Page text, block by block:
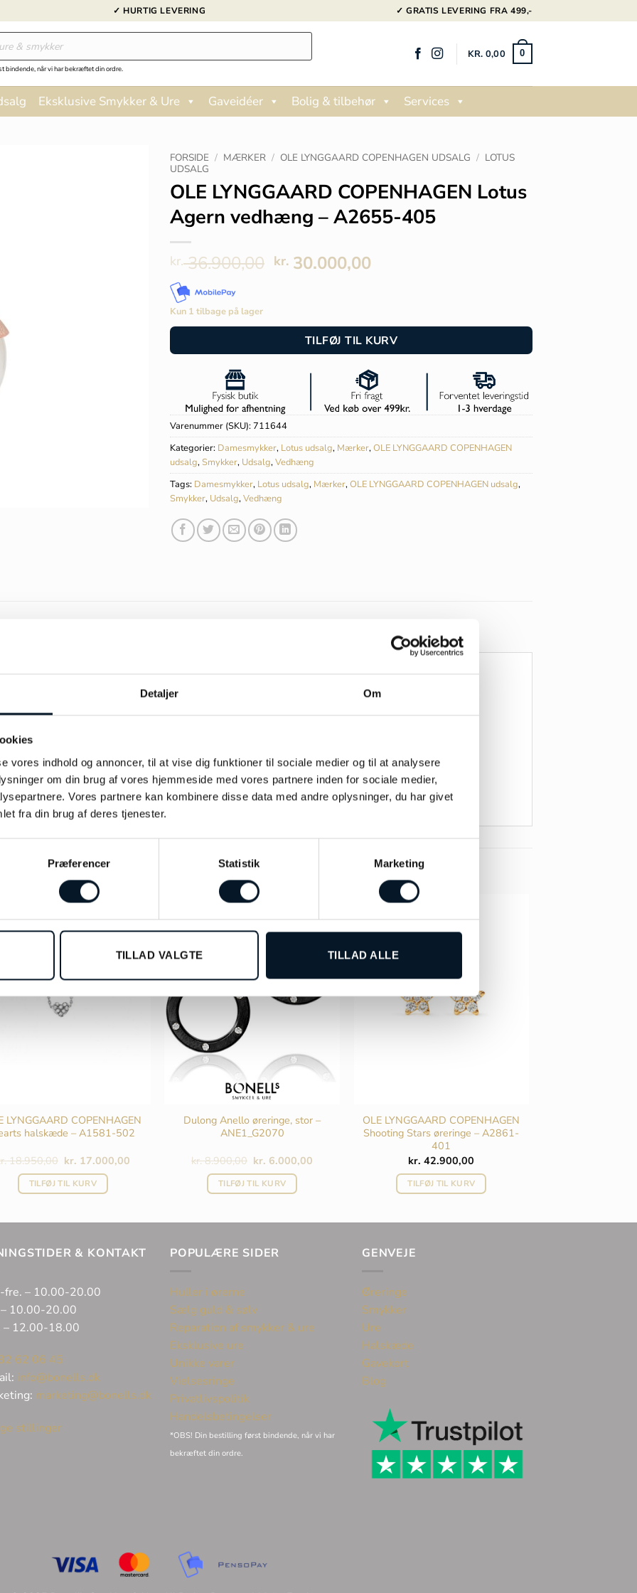
Detaljer Om
vores indhold og annoncer, til at vise dig funktioner til sociale medier og til at analysere
om din brug af vores hjemmeside med vores partnere inden for sociale medier,
Vores partnere kan kombinere disse data med andre oplysninger, du har givet
fra din brug af deres tjenester.
Præferencer Statistik Marketing
TILLAD VALGTE TILLAD ALLE
✓ HURTIG LEVERING ✓ GRATIS LEVERING FRA 499,-
bindende, når vi har bekræftet din ordre.
KR. 0,00 0
Eksklusive Smykker & Ure Gaveidéer Bolig & tilbehør Services
FORSIDE / MÆRKER / OLE LYNGGAARD COPENHAGEN UDSALG / LOTUS
UDSALG
OLE LYNGGAARD COPENHAGEN Lotus
Agern vedhæng – A2655-405
kr.36.900,00 Den
kr. 36.900,00.
kr. 30.000,00Den
kr. 30.000,00.
Kun 1 tilbage på lager
TILFØJ TIL KURV
Varenummer (SKU):711644
Kategorier: Damesmykker, Lotus udsalg, Mærker,OLE LYNGGAARD COPENHAGEN
udsalg, Smykker, Udsalg,Vedhæng
Tags: Damesmykker, Lotus udsalg, Mærker,OLE LYNGGAARD COPENHAGEN udsalg,
Smykker, Udsalg,Vedhæng
månesten
LYNGGAARD COPENHAGEN
halskæde – A1581-502
18.950,00 Den
pris
var:
kr. 17.000,00
TILFØJ TIL KURV
-33%
Dulong Anello øreringe, stor –
ANE1_G2070
kr.8.900,00 Den
oprindelige
pris
var:
kr. 6.000,00
TILFØJ TIL KURV
OLE LYNGGAARD COPENHAGEN
Shooting Stars øreringe – A2861-
401
kr. 42.900,00
TILFØJ TIL KURV
& KONTAKT
fre. – 10.00-20.00
10.00-20.00
– 12.00-18.00
62 06 45
info@bonells.dk
marketing@bonells.dk
stillinger
POPULÆRE SIDER
Huller i ørerne
Sælg guld & sølv
Reparation af smykker & ure
Eksklusive ure
Unikke varer
Vielsesringe
Privatlivspolitik
Handelsbetingelser
*OBS! Din bestilling først bindende, når vi har
bekræftet din ordre.
GENVEJE
Øreringe
Smykker
Ure
Halskæde
Gavekort
Blog